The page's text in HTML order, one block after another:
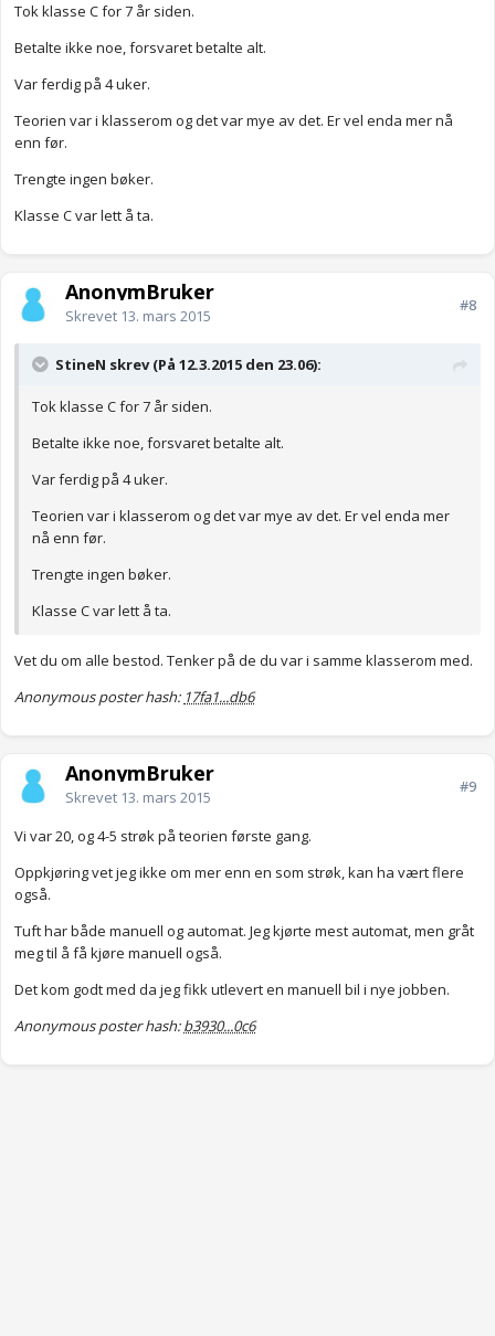
Tok klasse C for 7 år siden.
Betalte ikke noe, forsvaret betalte alt.
Var ferdig på 4 uker.
Teorien var i klasserom og det var mye av det. Er vel enda mer nå
enn før.
Trengte ingen bøker.
Klasse C var lett å ta.
AnonymBruker
Skrevet 13. mars 2015
#8
StineN skrev (På 12.3.2015 den 23.06):
Tok klasse C for 7 år siden.
Betalte ikke noe, forsvaret betalte alt.
Var ferdig på 4 uker.
Teorien var i klasserom og det var mye av det. Er vel enda mer
nå enn før.
Trengte ingen bøker.
Klasse C var lett å ta.
Vet du om alle bestod. Tenker på de du var i samme klasserom med.
Anonymous poster hash: 17fa1...db6
AnonymBruker
Skrevet 13. mars 2015
#9
Vi var 20, og 4-5 strøk på teorien første gang.
Oppkjøring vet jeg ikke om mer enn en som strøk, kan ha vært flere
også.
Tuft har både manuell og automat. Jeg kjørte mest automat, men gråt
meg til å få kjøre manuell også.
Det kom godt med da jeg fikk utlevert en manuell bil i nye jobben.
Anonymous poster hash:b3930...0c6